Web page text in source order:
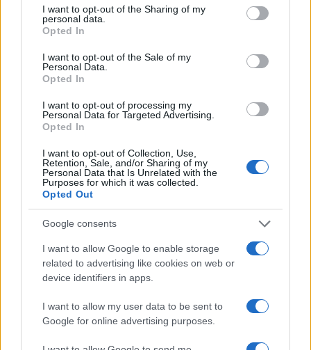
not limited to your visit or usage behaviour. You may click to
grant or deny consent to Google and its third-party tags to
use your data for below specified purposes in below Google
consent section.
I want to opt-out of the Sharing of my
personal data.
Opted In
I want to opt-out of the Sale of my
Personal Data.
Opted In
I want to opt-out of processing my
Personal Data for Targeted Advertising.
Opted In
I want to opt-out of Collection, Use,
Retention, Sale, and/or Sharing of my
Personal Data that Is Unrelated with the
Purposes for which it was collected.
Opted Out
Google consents
I want to allow Google to enable storage
related to advertising like cookies on web or
device identifiers in apps.
I want to allow my user data to be sent to
Google for online advertising purposes.
«Ελπίδα για τη Δημοκρατία»
Συγκίνηση στο τελευταίο αντίο στον Λάκη
κλαρίνα αποχαιρέτησαν την εμβληματική
φωνή της μεταπολίτευσης
φωτογραφία για την επέτειο θανάτου της
αδελφής του, Λένας
Χασάμπης: Από το σκάκι, στο Νόμπελ
Χημείας και στο «τιμόνι» της AI της Google
Το πολωμένο μελτέμι που τροφοδότησε τις
φωτιές σε Αττική και Βοιωτία: «Από τα
ισχυρότερα επεισόδια των τελευταίων 50
χρόνων»
Πιο σχολιασμένα
Μητσοτάκης στην υπογραφή συμφωνίας
για την ηλεκτρική διασύνδεση Ελλάδας –
Κύπρου: «Ισχυρή ψήφος εμπιστοσύνης» η